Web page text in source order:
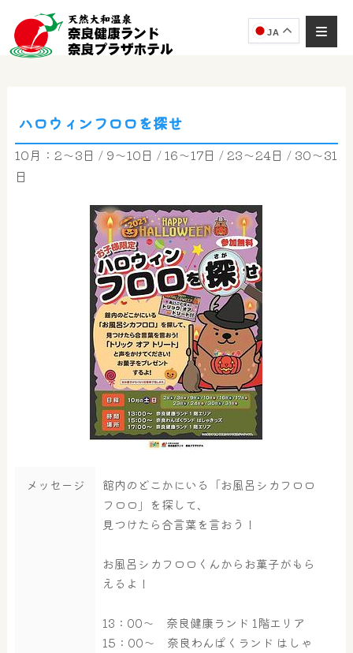
JA
ハロウィンフロロを探せ
10月：2～3日 / 9～10日 / 16～17日 / 23～24日 / 30～31
日
メッセージ
館内のどこかにいる「お風呂シカフロロ
フロロ」を探して、
見つけたら合言葉を言おう！
お風呂シカフロロくんからお菓子がもら
えるよ！
13：00～ 奈良健康ランド 1階エリア
15：00～ 奈良わんぱくランド はしゃ
AIコンシェルジュ
オンライン
ご質問をお伺いします。